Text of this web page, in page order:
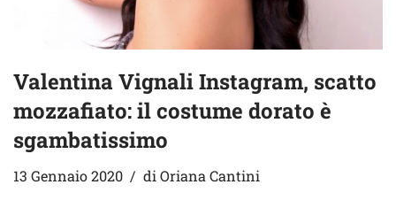
Valentina Vignali Instagram, scatto
mozzafiato: il costume dorato è
sgambatissimo
13 Gennaio 2020 di Oriana Cantini